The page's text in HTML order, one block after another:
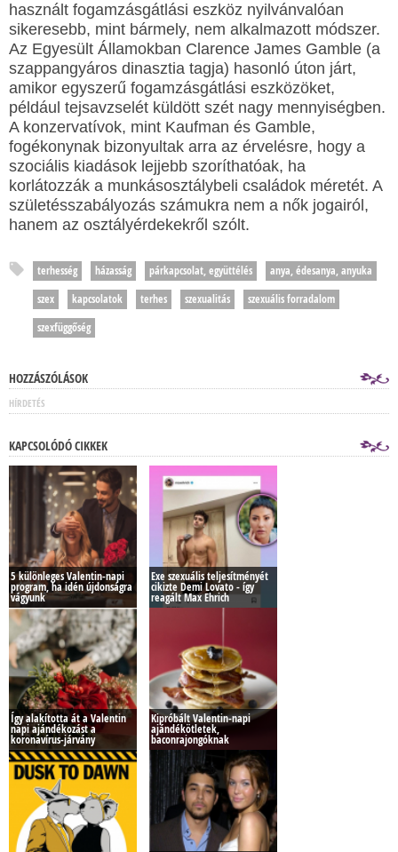
használt fogamzásgátlási eszköz nyilvánvalóan
sikeresebb, mint bármely, nem alkalmazott módszer.
Az Egyesült Államokban Clarence James Gamble (a
szappangyáros dinasztia tagja) hasonló úton járt,
amikor egyszerű fogamzásgátlási eszközöket,
például tejsavzselét küldött szét nagy mennyiségben.
A konzervatívok, mint Kaufman és Gamble,
fogékonynak bizonyultak arra az érvelésre, hogy a
szociális kiadások lejjebb szoríthatóak, ha
korlátozzák a munkásosztálybeli családok méretét. A
születésszabályozás számukra nem a nők jogairól,
hanem az osztályérdekekről szólt.
terhesség házasság párkapcsolat, együttélés
anya, édesanya, anyuka
szex
kapcsolatok terhes szexualitás
szexuális forradalom
szexfüggőség
HOZZÁSZÓLÁSOK
HÍRDETÉS
KAPCSOLÓDÓ CIKKEK
5 különleges Valentin-napi
program, ha idén újdonságra
vágyunk
Exe szexuális teljesítményét
cikizte Demi Lovato - így
reagált Max Ehrich
Így alakította át a Valentin
napi ajándékozást a
koronavírus-járvány
Kipróbált Valentin-napi
ajándékötletek,
baconrajongóknak